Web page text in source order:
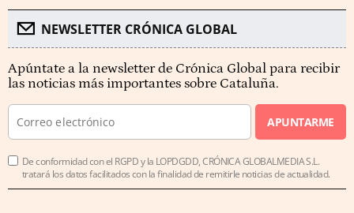
NEWSLETTER CRÓNICA GLOBAL
Apúntate a la newsletter de Crónica Global para recibir
las noticias más importantes sobre Cataluña.
APUNTARME
De conformidad con el RGPD y la LOPDGDD, CRÓNICA GLOBALMEDIA S.L.
tratará los datos facilitados con la finalidad de remitirle noticias de actualidad.